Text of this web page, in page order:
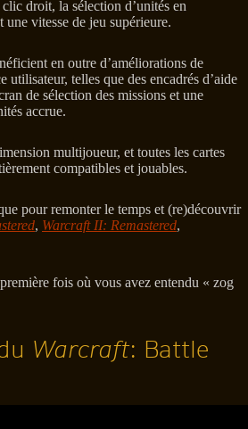
droit, la sélection d’unités en
vitesse de jeu supérieure.
en outre d’améliorations de
utilisateur, telles que des encadrés d’aide
de sélection des missions et une
accrue.
multijoueur, et toutes les cartes
compatibles et jouables.
pour remonter le temps et (re)découvrir
, Warcraft II: Remastered,
fois où vous avez entendu « zog
Warcraft: Battle